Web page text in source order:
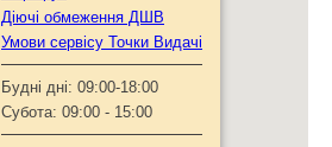
Діючі обмеження ДШВ
Умови сервісу Точки Видачі
Будні дні: 09:00-18:00
Субота: 09:00 - 15:00